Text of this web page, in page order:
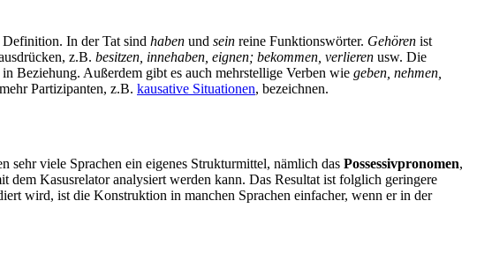
In der Tat sind haben und sein reine Funktionswörter. Gehören ist
z.B. besitzen, innehaben, eignen; bekommen, verlieren usw. Die
Beziehung. Außerdem gibt es auch mehrstellige Verben wie geben, nehmen,
Partizipanten, z.B. kausative Situationen, bezeichnen.
sehr viele Sprachen ein eigenes Strukturmittel, nämlich das Possessivpronomen,
dem Kasusrelator analysiert werden kann. Das Resultat ist folglich geringere
wird, ist die Konstruktion in manchen Sprachen einfacher, wenn er in der